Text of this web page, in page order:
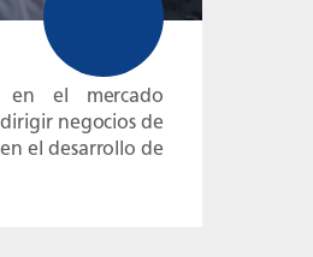
en el mercado
negocios de
el desarrollo de